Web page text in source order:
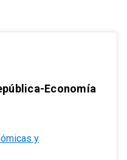
Economía
y